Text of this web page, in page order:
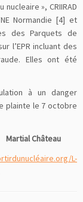
», CRIIRAD
Normandie [4] et
des Parquets de
l’EPR incluant des
Elles ont été
à un danger
plainte le 7 octobre
Martial Château
L-